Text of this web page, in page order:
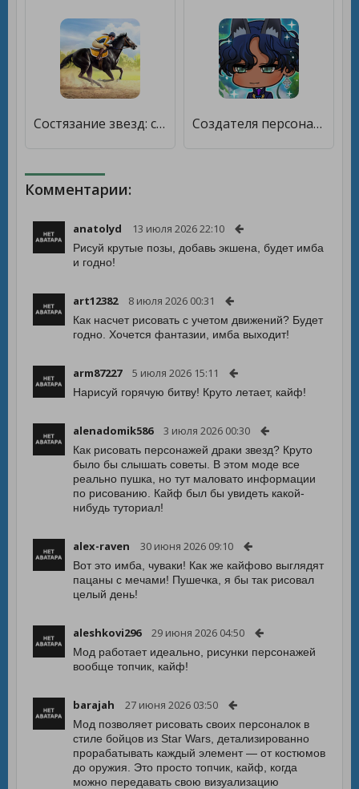
Состязание звезд: скачки [Бесплатные покупки] Создателя персонажей [Много денег]
Комментарии:
anatolyd 13 июля 2026 22:10
Рисуй крутые позы, добавь экшена, будет имба
и годно!
art12382 8 июля 2026 00:31
Как насчет рисовать с учетом движений? Будет
годно. Хочется фантазии, имба выходит!
arm87227 5 июля 2026 15:11
Нарисуй горячую битву! Круто летает, кайф!
alenadomik586 3 июля 2026 00:30
Как рисовать персонажей драки звезд? Круто
было бы слышать советы. В этом моде все
реально пушка, но тут маловато информации
по рисованию. Кайф был бы увидеть какой-
нибудь туториал!
alex-raven 30 июня 2026 09:10
Вот это имба, чуваки! Как же кайфово выглядят
пацаны с мечами! Пушечка, я бы так рисовал
целый день!
aleshkovi296 29 июня 2026 04:50
Мод работает идеально, рисунки персонажей
вообще топчик, кайф!
barajah 27 июня 2026 03:50
Мод позволяет рисовать своих персоналок в
стиле бойцов из Star Wars, детализированно
прорабатывать каждый элемент — от костюмов
до оружия. Это просто топчик, кайф, когда
можно передавать свою визуализацию